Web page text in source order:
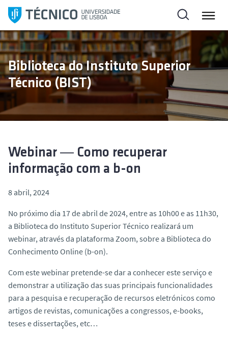
i
p
t
o
c
o
t
Biblioteca do Instituto Superior
Técnico (BIST)
Webinar ― Como recuperar
informação com a b-on
8 abril, 2024
No próximo dia 17 de abril de 2024, entre as 10h00 e as 11h30,
a Biblioteca do Instituto Superior Técnico realizará um
webinar, através da plataforma Zoom, sobre a Biblioteca do
Conhecimento Online (b-on).
Com estewebinar pretende-se dar a conhecer este serviço e
demonstrar a utilização das suas principais funcionalidades
para a pesquisa e recuperação de recursos eletrónicos como
artigos de revistas, comunicações a congressos, e-books,
teses e dissertações, etc…